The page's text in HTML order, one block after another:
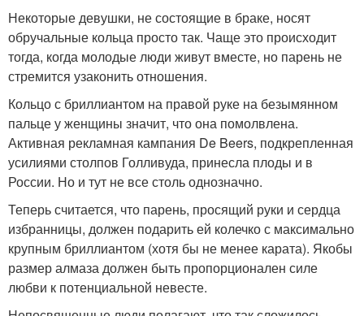
Некоторые девушки, не состоящие в браке, носят
обручальные кольца просто так. Чаще это происходит
тогда, когда молодые люди живут вместе, но парень не
стремится узаконить отношения.
Кольцо с бриллиантом на правой руке на безымянном
пальце у женщины значит, что она помолвлена.
Активная рекламная кампания De Beers, подкрепленная
усилиями столпов Голливуда, принесла плоды и в
России. Но и тут не все столь однозначно.
Теперь считается, что парень, просящий руки и сердца
избранницы, должен подарить ей колечко с максимально
крупным бриллиантом (хотя бы не менее карата). Якобы
размер алмаза должен быть пропорционален силе
любви к потенциальной невесте.